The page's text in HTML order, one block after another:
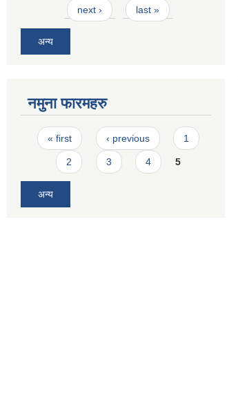
next › last »
अन्य
नमुना फारमहरु
Pages
« first ‹ previous 1
2 3 4 5
अन्य